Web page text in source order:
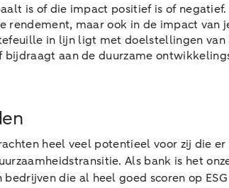
is of die impact positief is of
maar ook in de impact van
in lijn ligt met doelstellingen van
aan de duurzame
heel veel potentieel voor zij die
Als bank is het
die al heel goed scoren op